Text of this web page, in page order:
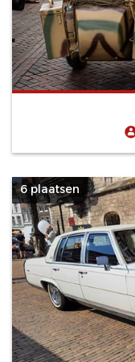
6 plaatsen